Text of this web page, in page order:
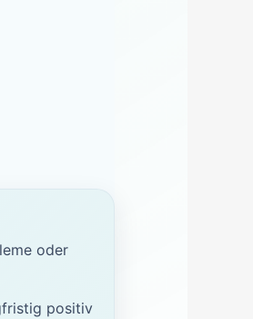
oder
positiv